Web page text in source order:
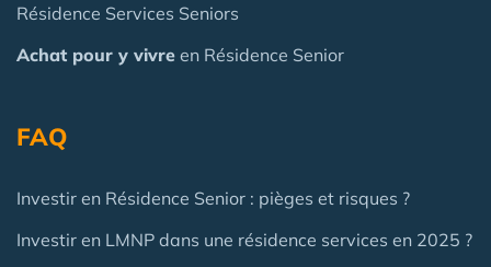
Résidence Services Seniors
Achat pour y vivre en Résidence Senior
FAQ
Investir en Résidence Senior : pièges et risques ?
Investir en LMNP dans une résidence services en 2025 ?